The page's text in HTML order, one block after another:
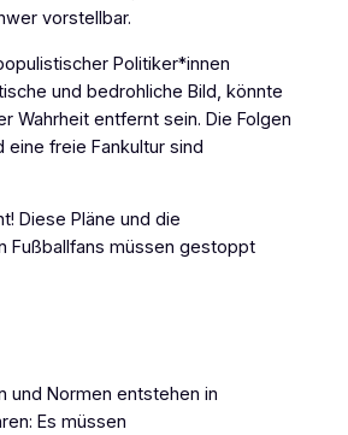
vorstellbar.
Politiker*innen
und bedrohliche Bild, könnte
Wahrheit entfernt sein. Die Folgen
eine freie Fankultur sind
Diese Pläne und die
Fußballfans müssen gestoppt
und Normen entstehen in
Es müssen